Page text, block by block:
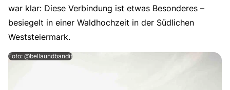
war klar: Diese Verbindung ist etwas Besonderes –
besiegelt in einer Waldhochzeit in der Südlichen
Weststeiermark.
Foto: @bellaundbandit